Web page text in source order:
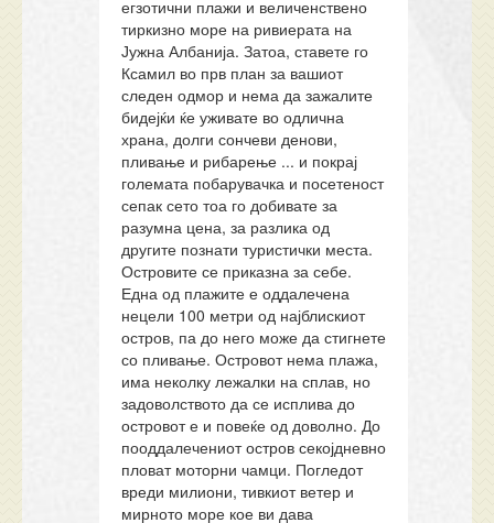
егзотични плажи и величенствено
тиркизно море на ривиерата на
Јужна Албанија. Затоа, ставете го
Ксамил во прв план за вашиот
следен одмор и нема да зажалите
бидејќи ќе уживате во одлична
храна, долги сончеви денови,
пливање и рибарење ... и покрај
големата побарувачка и посетеност
сепак сето тоа го добивате за
разумна цена, за разлика од
другите познати туристички места.
Островите се приказна за себе.
Една од плажите е оддалечена
нецели 100 метри од најблискиот
остров, па до него може да стигнете
со пливање. Островот нема плажа,
има неколку лежалки на сплав, но
задоволството да се исплива до
островот е и повеќе од доволно. До
пооддалечениот остров секојдневно
пловат моторни чамци. Погледот
вреди милиони, тивкиот ветер и
мирното море кое ви дава